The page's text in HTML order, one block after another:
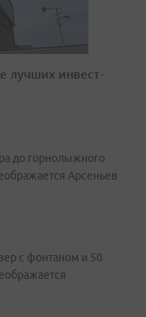
лучших инвест-
до горнолыжного
Арсеньев
с фонтаном и 50